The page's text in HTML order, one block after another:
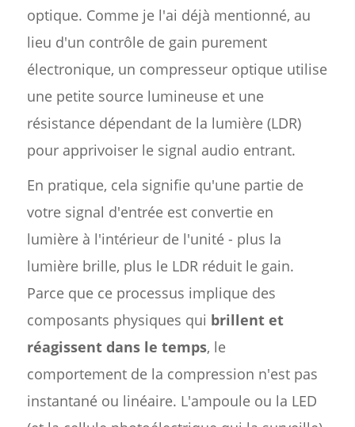
optique. Comme je l'ai déjà mentionné, au
lieu d'un contrôle de gain purement
électronique, un compresseur optique utilise
une petite source lumineuse et une
résistance dépendant de la lumière (LDR)
pour apprivoiser le signal audio entrant.
En pratique, cela signifie qu'une partie de
votre signal d'entrée est convertie en
lumière à l'intérieur de l'unité - plus la
lumière brille, plus le LDR réduit le gain.
Parce que ce processus implique des
composants physiques qui brillent et
réagissent dans le temps, le
comportement de la compression n'est pas
instantané ou linéaire. L'ampoule ou la LED